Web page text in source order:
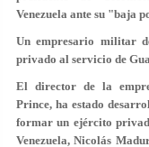
Venezuela ante su "baja
Un empresario militar
privado al servicio de
El director de la
Prince, ha estado
formarun ejército
Venezuela, Nicolás